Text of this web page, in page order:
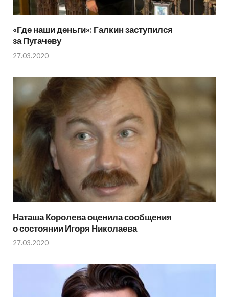
«Где наши деньги»: Галкин заступился
за Пугачеву
27.03.2020
Наташа Королева оценила сообщения
о состоянии Игоря Николаева
27.03.2020